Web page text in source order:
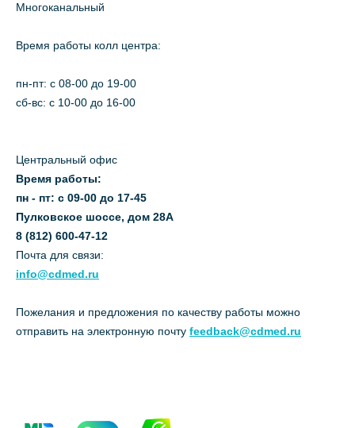
Многоканальный
Время работы колл центра:
пн-пт: c 08-00 до 19-00
сб-вс: с 10-00 до 16-00
Центральный офис
Время работы:
пн - пт: с 09-00 до 17-45
Пулковское шоссе, дом 28А
8 (812) 600-47-12
Почта для связи:
info@cdmed.ru
Пожелания и предложения по качеству работы можно
отправить на электронную почту feedback@cdmed.ru